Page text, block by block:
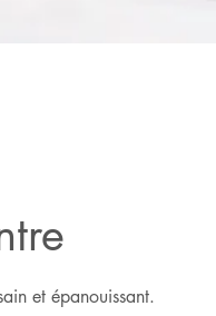
et épanouissant.